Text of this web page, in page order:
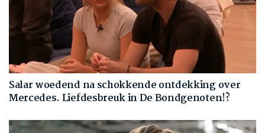
Salar woedend na schokkende ontdekking over
Mercedes. Liefdesbreuk in De Bondgenoten!?